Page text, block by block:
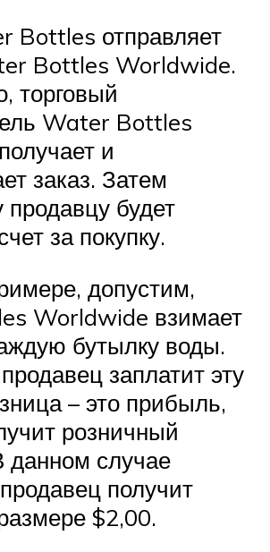
Bottles отправляет
Bottles Worldwide.
торговый
Water Bottles
и
заказ. Затем
будет
за покупку.
допустим,
Worldwide взимает
бутылку воды.
заплатит эту
– это прибыль,
розничный
данном случае
получит
$2,00.